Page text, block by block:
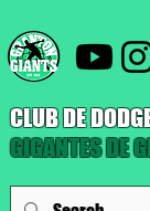
CLUB DE
GIGANTES DE